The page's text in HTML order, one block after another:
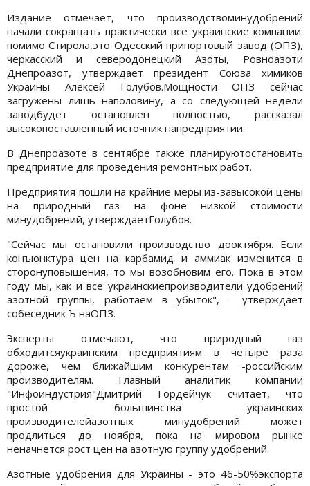
Издание отмечает, что производствоминудобрений
начали сокращать практически все украинские компании:
помимо Стирола,это Одесский припортовый завод (ОПЗ),
черкасский и северодонецкий Азоты, Ровноазоти
Днепроазот, утверждает президент Союза химиков
Украины Алексей Голубов.Мощности ОПЗ сейчас
загружены лишь наполовину, а со следующей недели
заводбудет остановлен полностью, рассказал
высокопоставленный источник напредприятии.
В Днепроазоте в сентябре также планируютостановить
предприятие для проведения ремонтных работ.
Предприятия пошли на крайние меры из-завысокой цены
на природный газ на фоне низкой стоимости
минудобрений, утверждаетГолубов.
"Сейчас мы остановили производство дооктября. Если
конъюнктура цен на карбамид и аммиак изменится в
сторонуповышения, то мы возобновим его. Пока в этом
году мы, как и все украинскиепроизводители удобрений
азотной группы, работаем в убыток", - утверждает
собеседник Ъ наОПЗ.
Эксперты отмечают, что природный газ
обходитсяукраинским предприятиям в четыре раза
дороже, чем ближайшим конкурентам -российским
производителям. Главный аналитик компании
"Инфоиндустрия"Дмитрий Гордейчук считает, что
простой большинства украинских
производителейазотных минудобрений может
продлиться до ноября, пока на мировом рынке
неначнется рост цен на азотную группу удобрений.
Азотные удобрения для Украины - это 46-50%экспорта